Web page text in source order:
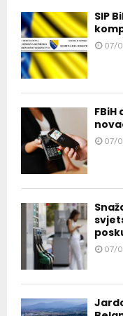
SIP
07/
07/
07/